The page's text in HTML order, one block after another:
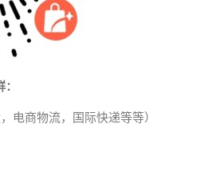
电商物流，国际快递等等）